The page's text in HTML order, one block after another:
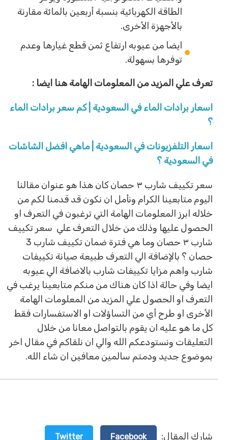
الطاقة الكهربائية بنسبة أربعين بالمائة مقارنة
بالأجهزة الأخرى.
ايضا من عيوبه ارتفاع ثمن قطع غيارها وعدم
توفرها بسهولة.
تعرف علي المزيد من المعلومات الهامة هنا ايضا :
اسعار برادات الماء في السعودية | كم سعر برادات الماء
اسعار التلفزيونات في السعودية | ماهي افضل الشاشات
في السعودية ؟
سعر تكييف شارب ٣ حصان كان هذا هو عنوان مقالنا
اليوم متابعينا الكرام ونأمل ان نكون قد قدمنا لكم من
خلاله ابرز المعلومات الهامة التي ترغبون في التعرف او
الحصول عليها وذلك من خلال التعرف علي سعر تكييف
شارب ٣ حصان وما هي فترة ضمان تكييف شارب 3
حصان ؟ بالإضافة الي التعرف طبيعة صيانة تكييفات
شارب واهم مزايا تكييفات شارب بالاضافة الي عيوبه
ايضا وفي حالة اذا كان هناك من منكم متابعينا يرغب في
التعرف او الحصول علي المزيد من المعلومات الهامة
الأخرى او طرح أي من التساؤلات او الاستفسارات فقط
كل ما هو عليه ان يقوم بالتواصل معانا من خلال
التعليقات ونستودعكم الله والي ان نلقاكم في مقال اخر
بموضوع جديد ودمتم سالمين معافين ان شاء الله.
شارك المقال: Facebook
Twitter